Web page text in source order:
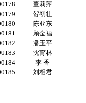
董莉萍
贺初壮
陈亚东
顾金福
潘玉平
沈育林
李 香
刘相君